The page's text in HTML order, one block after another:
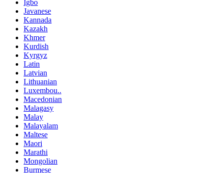
Igbo
Javanese
Kannada
Kazakh
Khmer
Kurdish
Kyrgyz
Latin
Latvian
Lithuanian
Luxembou..
Macedonian
Malagasy
Malay
Malayalam
Maltese
Maori
Marathi
Mongolian
Burmese